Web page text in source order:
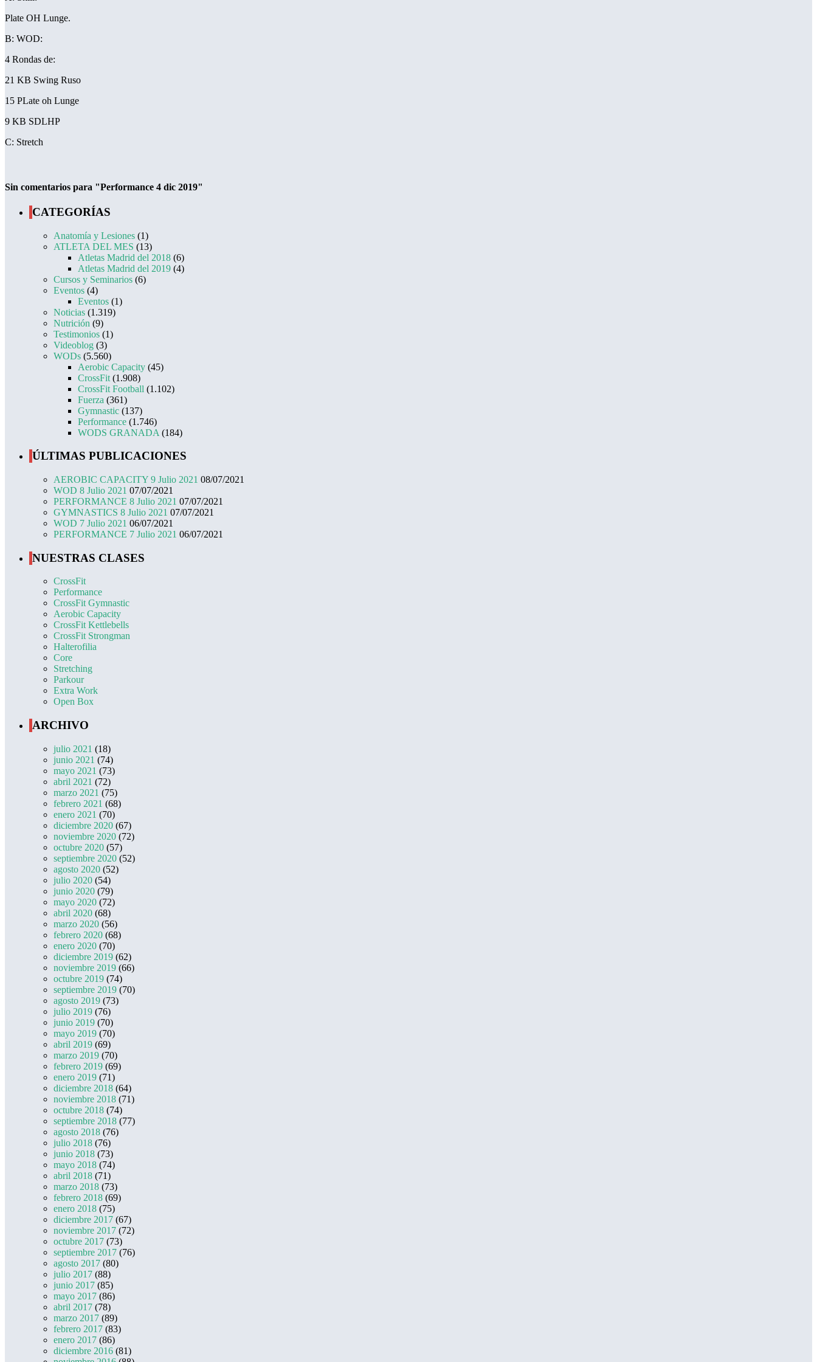
Plate OH Lunge.
B: WOD:
4 Rondas de:
21 KB Swing Ruso
15 PLate oh Lunge
9 KB SDLHP
C: Stretch
Sin comentarios para "Performance 4 dic 2019"
CATEGORÍAS
Anatomía y Lesiones (1)
ATLETA DEL MES (13)
Atletas Madrid del 2018 (6)
Atletas Madrid del 2019 (4)
Cursos y Seminarios (6)
Eventos (4)
Eventos (1)
Noticias (1.319)
Nutrición (9)
Testimonios (1)
Videoblog (3)
WODs (5.560)
Aerobic Capacity (45)
CrossFit (1.908)
CrossFit Football (1.102)
Fuerza (361)
Gymnastic (137)
Performance (1.746)
WODS GRANADA (184)
ÚLTIMAS PUBLICACIONES
AEROBIC CAPACITY 9 Julio 2021 08/07/2021
WOD 8 Julio 2021 07/07/2021
PERFORMANCE 8 Julio 2021 07/07/2021
GYMNASTICS 8 Julio 2021 07/07/2021
WOD 7 Julio 2021 06/07/2021
PERFORMANCE 7 Julio 2021 06/07/2021
NUESTRAS CLASES
CrossFit
Performance
CrossFit Gymnastic
Aerobic Capacity
CrossFit Kettlebells
CrossFit Strongman
Halterofilia
Core
Stretching
Parkour
Extra Work
Open Box
ARCHIVO
julio 2021 (18)
junio 2021 (74)
mayo 2021 (73)
abril 2021 (72)
marzo 2021 (75)
febrero 2021 (68)
enero 2021 (70)
diciembre 2020 (67)
noviembre 2020 (72)
octubre 2020 (57)
septiembre 2020 (52)
agosto 2020 (52)
julio 2020 (54)
junio 2020 (79)
mayo 2020 (72)
abril 2020 (68)
marzo 2020 (56)
febrero 2020 (68)
enero 2020 (70)
diciembre 2019 (62)
noviembre 2019 (66)
octubre 2019 (74)
septiembre 2019 (70)
agosto 2019 (73)
julio 2019 (76)
junio 2019 (70)
mayo 2019 (70)
abril 2019 (69)
marzo 2019 (70)
febrero 2019 (69)
enero 2019 (71)
diciembre 2018 (64)
noviembre 2018 (71)
octubre 2018 (74)
septiembre 2018 (77)
agosto 2018 (76)
julio 2018 (76)
junio 2018 (73)
mayo 2018 (74)
abril 2018 (71)
marzo 2018 (73)
febrero 2018 (69)
enero 2018 (75)
diciembre 2017 (67)
noviembre 2017 (72)
octubre 2017 (73)
septiembre 2017 (76)
agosto 2017 (80)
julio 2017 (88)
junio 2017 (85)
mayo 2017 (86)
abril 2017 (78)
marzo 2017 (89)
febrero 2017 (83)
enero 2017 (86)
diciembre 2016 (81)